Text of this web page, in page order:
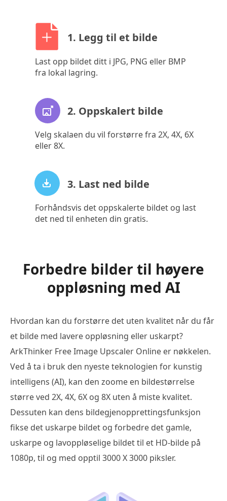
1. Legg til et bilde
Last opp bildet ditt i JPG, PNG eller BMP
fra lokal lagring.
2. Oppskalert bilde
Velg skalaen du vil forstørre fra 2X, 4X, 6X
eller 8X.
3. Last ned bilde
Forhåndsvis det oppskalerte bildet og last
det ned til enheten din gratis.
Forbedre bilder til høyere
oppløsning med AI
Hvordan kan du forstørre det uten kvalitet når du får
et bilde med lavere oppløsning eller uskarpt?
ArkThinker Free Image Upscaler Online er nøkkelen.
Ved å ta i bruk den nyeste teknologien for kunstig
intelligens (AI), kan den zoome en bildestørrelse
større ved 2X, 4X, 6X og 8X uten å miste kvalitet.
Dessuten kan dens bildegjenopprettingsfunksjon
fikse det uskarpe bildet og forbedre det gamle,
uskarpe og lavoppløselige bildet til et HD-bilde på
1080p, til og med opptil 3000 X 3000 piksler.